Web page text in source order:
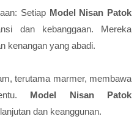
Setiap Model Nisan Patok
dan kebanggaan. Mereka
kenangan yang abadi.
terutama marmer, membawa
Model Nisan Patok
dan keanggunan.